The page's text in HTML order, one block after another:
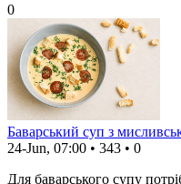
0
Баварський суп з
24-Jun, 07:00 • 343 • 0
Для баварського супу